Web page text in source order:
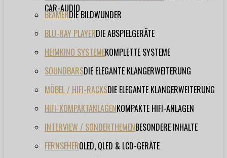
CAR-AUDIO
BEAMERDIE BILDWUNDER
BLU-RAY PLAYERDIE ABSPIELGERÄTE
HEIMKINO SYSTEMEKOMPLETTE SYSTEME
SOUNDBARSDIE ELEGANTE KLANGERWEITERUNG
MÖBEL / HIFI-RACKSDIE ELEGANTE KLANGERWEITERUNG
HIFI-KOMPAKTANLAGENKOMPAKTE HIFI-ANLAGEN
INTERVIEW / SONDERTHEMENBESONDERE INHALTE
FERNSEHEROLED, QLED & LCD-GERÄTE